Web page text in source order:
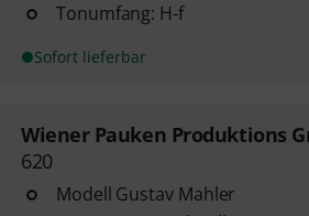
Tonumfang: H-f
Sofort lieferbar
Wiener Pauken Produktions
620
Modell Gustav Mahler